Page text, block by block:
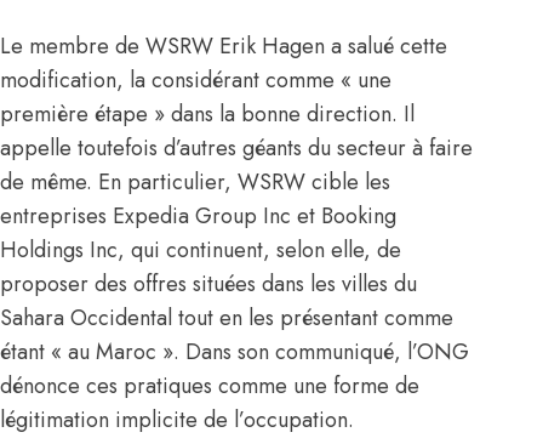
Le membre de WSRW Erik Hagen a salué cette
modification, la considérant comme « une
première étape » dans la bonne direction. Il
appelle toutefois d’autres géants du secteur à faire
de même. En particulier, WSRW cible les
entreprises Expedia Group Inc et Booking
Holdings Inc, qui continuent, selon elle, de
proposer des offres situées dans les villes du
Sahara Occidental tout en les présentant comme
étant « au Maroc ». Dans son communiqué, l’ONG
dénonce ces pratiques comme une forme de
légitimation implicite de l’occupation.